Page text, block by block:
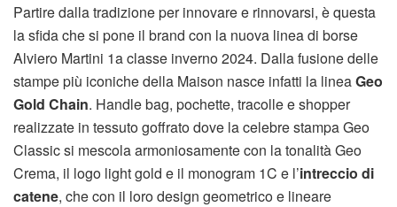
Partire dalla tradizione per innovare e rinnovarsi, è questa
la sfida che si pone il brand con la nuova linea di borse
Alviero Martini 1a classe inverno 2024. Dalla fusione delle
stampe più iconiche della Maison nasce infatti la lineaGeo
Gold Chain. Handle bag, pochette, tracolle e shopper
realizzate in tessuto goffrato dove la celebre stampa Geo
Classic si mescola armoniosamente con la tonalità Geo
Crema, il logo light gold e il monogram 1C e l’intreccio di
catene, che con il loro design geometrico e lineare